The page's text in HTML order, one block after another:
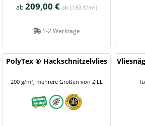
ab209,00 € ab (1,63 €/m2)
1-2 Werktage
PolyTex ® Hackschnitzelvlies
200 g/m², mehrere Größen von ZILL